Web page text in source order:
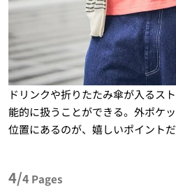
ドリンクや折りたたみ傘が入るス
能的に扱うことができる。外ポケ
位置にあるのが、嬉しいポイントだ
4/4 Pages